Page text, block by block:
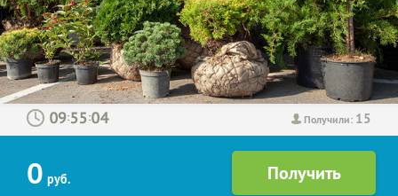
Получили: 15
: :
0 руб.